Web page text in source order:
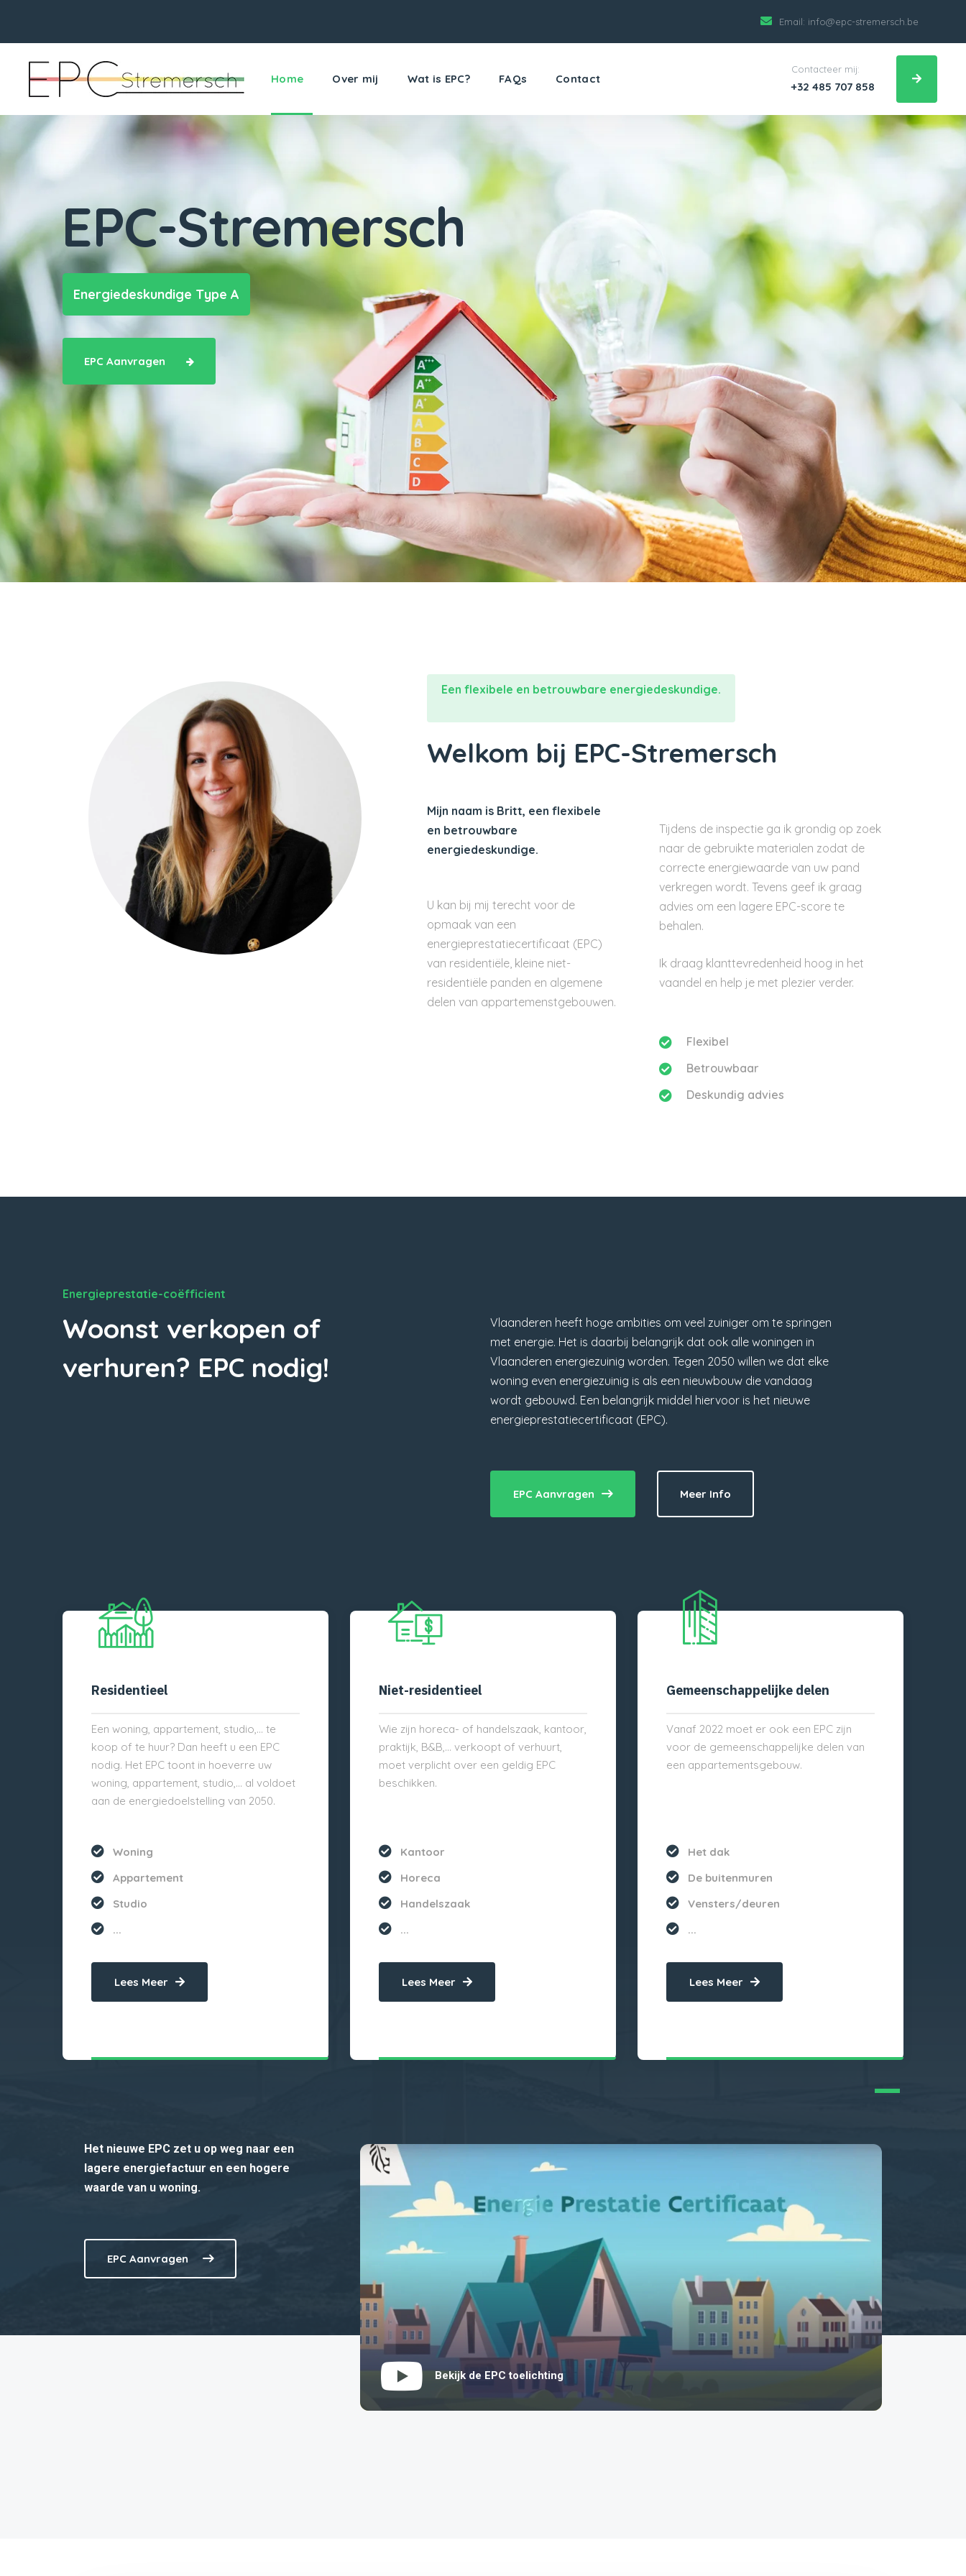
Email: info@epc-stremersch.be
Home Over mij Wat is EPC? FAQs Contact
Contacteer mij:
+32 485 707 858
EPC-Stremersch
Energiedeskundige Type A
EPC Aanvragen
Een flexibele en betrouwbare energiedeskundige.
Welkom bij EPC-Stremersch
Mijn naam is Britt, een flexibele
en betrouwbare
energiedeskundige.
U kan bij mij terecht voor de
opmaak van een
energieprestatiecertificaat (EPC)
van residentiële, kleine niet-
residentiële panden en algemene
delen van appartemenstgebouwen.
Tijdens de inspectie ga ik grondig op zoek
naar de gebruikte materialen zodat de
correcte energiewaarde van uw pand
verkregen wordt. Tevens geef ik graag
advies om een lagere EPC-score te
behalen.
Ik draag klanttevredenheid hoog in het
vaandel en help je met plezier verder.
Flexibel
Betrouwbaar
Deskundig advies
Energieprestatie-coëfficient
Woonst verkopen of
verhuren? EPC nodig!
Vlaanderen heeft hoge ambities om veel zuiniger om te springen
met energie. Het is daarbij belangrijk dat ook alle woningen in
Vlaanderen energiezuinig worden. Tegen 2050 willen we dat elke
woning even energiezuinig is als een nieuwbouw die vandaag
wordt gebouwd. Een belangrijk middel hiervoor is het nieuwe
energieprestatiecertificaat (EPC).
EPC Aanvragen Meer Info
Residentieel
Een woning, appartement, studio,… te
koop of te huur? Dan heeft u een EPC
nodig. Het EPC toont in hoeverre uw
woning, appartement, studio,… al voldoet
aan de energiedoelstelling van 2050.
Woning
Appartement
Studio
...
Lees Meer
Niet-residentieel
Wie zijn horeca- of handelszaak, kantoor,
praktijk, B&B,… verkoopt of verhuurt,
moet verplicht over een geldig EPC
beschikken.
Kantoor
Horeca
Handelszaak
...
Lees Meer
Gemeenschappelijke delen
Vanaf 2022 moet er ook een EPC zijn
voor de gemeenschappelijke delen van
een appartementsgebouw.
Het dak
De buitenmuren
Vensters/deuren
...
Lees Meer
Het nieuwe EPC zet u op weg naar een
lagere energiefactuur en een hogere
waarde van u woning.
EPC Aanvragen
Bekijk de EPC toelichting